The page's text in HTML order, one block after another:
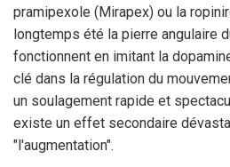
pramipexole (Mirapex) ou la
longtemps été la pierre angulaire
fonctionnent en imitant la
clé dans la régulation du
un soulagement rapide et
existe un effet secondaire
"l'augmentation".